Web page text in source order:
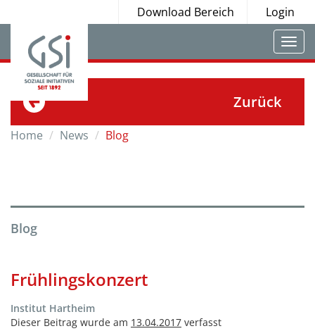
Download Bereich Login
Zurück
Home News Blog
Blog
Frühlingskonzert
Institut Hartheim
Dieser Beitrag wurde am 13.04.2017 verfasst